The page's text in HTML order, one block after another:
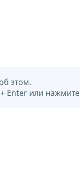
этом.
Enter или нажмите